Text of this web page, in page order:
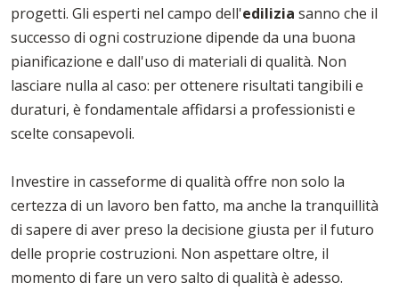
progetti. Gli esperti nel campo dell'edilizia sanno che il
successo di ogni costruzione dipende da una buona
pianificazione e dall'uso di materiali di qualità. Non
lasciare nulla al caso: per ottenere risultati tangibili e
duraturi, è fondamentale affidarsi a professionisti e
scelte consapevoli.
Investire in casseforme di qualità offre non solo la
certezza di un lavoro ben fatto, ma anche la tranquillità
di sapere di aver preso la decisione giusta per il futuro
delle proprie costruzioni. Non aspettare oltre, il
momento di fare un vero salto di qualità è adesso.